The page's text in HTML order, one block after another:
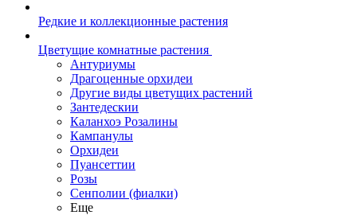
Редкие и коллекционные растения
Цветущие комнатные растения
Антуриумы
Драгоценные орхидеи
Другие виды цветущих растений
Зантедескии
Каланхоэ Розалины
Кампанулы
Орхидеи
Пуансеттии
Розы
Сенполии (фиалки)
Еще